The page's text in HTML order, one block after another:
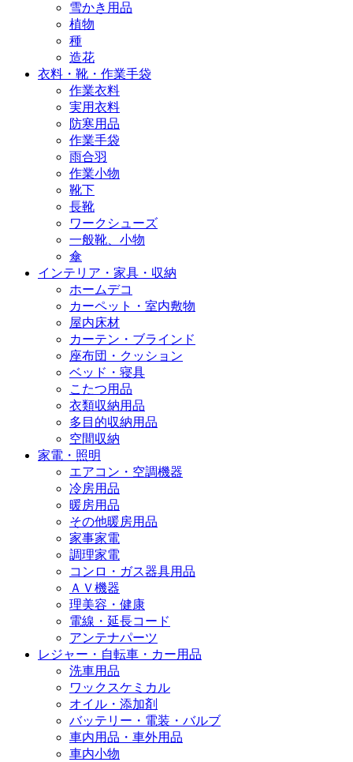
雪かき用品
植物
種
造花
衣料・靴・作業手袋
作業衣料
実用衣料
防寒用品
作業手袋
雨合羽
作業小物
靴下
長靴
ワークシューズ
一般靴、小物
傘
インテリア・家具・収納
ホームデコ
カーペット・室内敷物
屋内床材
カーテン・ブラインド
座布団・クッション
ベッド・寝具
こたつ用品
衣類収納用品
多目的収納用品
空間収納
家電・照明
エアコン・空調機器
冷房用品
暖房用品
その他暖房用品
家事家電
調理家電
コンロ・ガス器具用品
ＡＶ機器
理美容・健康
電線・延長コード
アンテナパーツ
レジャー・自転車・カー用品
洗車用品
ワックスケミカル
オイル・添加剤
バッテリー・電装・バルブ
車内用品・車外用品
車内小物